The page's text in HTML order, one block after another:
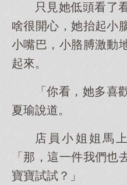
只見她低頭看了
啥很開心，她抬起小
小嘴巴，小胳膊激動
起來。
「你看，她多喜
夏瑜說道。
店員小姐姐馬
「那，這一件我們也
寶寶試試？」